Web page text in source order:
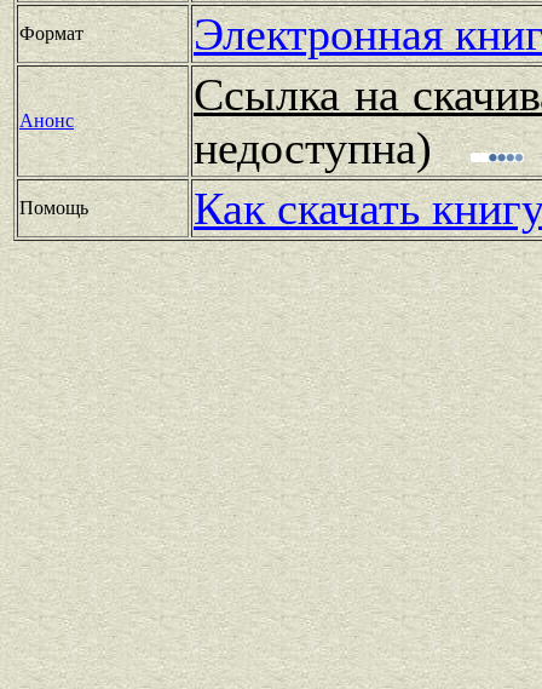
Формат Электронная
Анонс
Ссылка на
недоступна)
Помощь Как скачать